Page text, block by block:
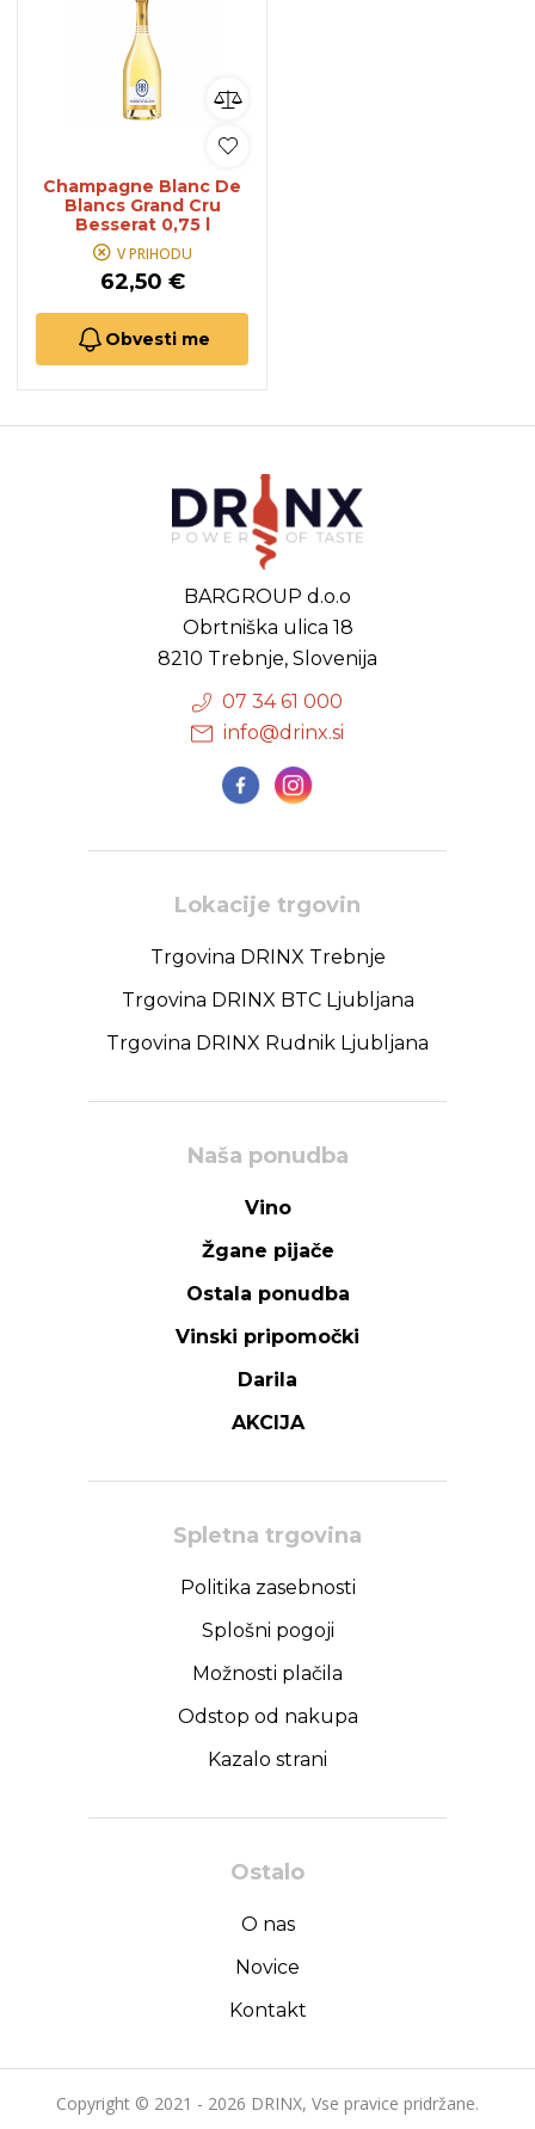
Champagne Blanc De
Blancs Grand Cru
Besserat 0,75 l
V PRIHODU
62,50 €
Obvesti me
BARGROUP d.o.o
Obrtniška ulica 18
8210 Trebnje, Slovenija
07 34 61 000
info@drinx.si
Lokacije trgovin
Trgovina DRINX Trebnje
Trgovina DRINX BTC Ljubljana
Trgovina DRINX Rudnik Ljubljana
Naša ponudba
Vino
Žgane pijače
Ostala ponudba
Vinski pripomočki
Darila
AKCIJA
Spletna trgovina
Politika zasebnosti
Splošni pogoji
Možnosti plačila
Odstop od nakupa
Kazalo strani
Ostalo
O nas
Novice
Kontakt
Copyright © 2021 - 2026 DRINX, Vse pravice pridržane.